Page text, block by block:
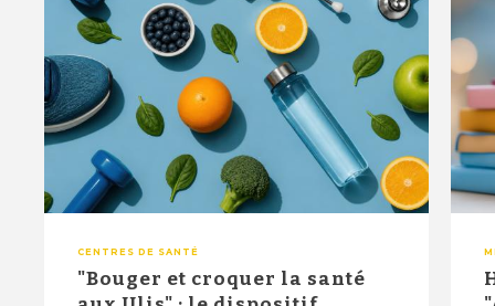
CENTRES DE SANTÉ
"Bouger et croquer la santé